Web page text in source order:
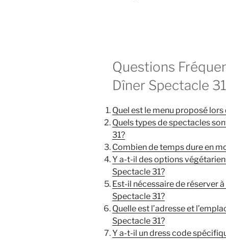
Questions
Dîner Spectacle 31
Quel est le menu proposé
Quels types de spectacles
31?
Combien de temps dure en
Y a-t-il des options
Spectacle 31?
Est-il nécessaire de réserver
Spectacle 31?
Quelle est l’adresse et
Spectacle 31?
Y a-t-il un dress code